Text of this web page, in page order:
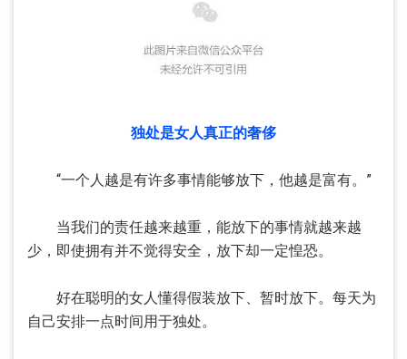
独处是女人真正的奢侈
“一个人越是有许多事情能够放下，他越是富有。”
当我们的责任越来越重，能放下的事情就越来越
少，即使拥有并不觉得安全，放下却一定惶恐。
好在聪明的女人懂得假装放下、暂时放下。每天为
自己安排一点时间用于独处。